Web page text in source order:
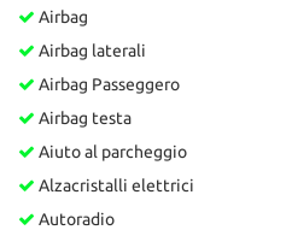
Airbag
Airbag laterali
Airbag Passeggero
Airbag testa
Aiuto al parcheggio
Alzacristalli elettrici
Autoradio